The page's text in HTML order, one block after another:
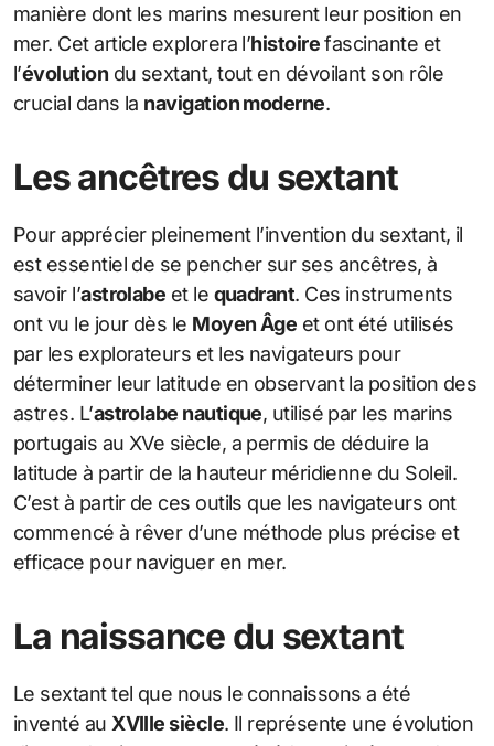
manière dont les marins mesurent leur position en
mer. Cet article explorera l’histoirefascinante et
l’évolution du sextant, tout en dévoilant son rôle
crucial dans la navigation moderne.
Les ancêtres du sextant
Pour apprécier pleinement l’invention du sextant, il
est essentiel de se pencher sur ses ancêtres, à
savoir l’astrolabe et le quadrant. Ces instruments
ont vu le jour dès le Moyen Âge et ont été utilisés
par les explorateurs et les navigateurs pour
déterminer leur latitude en observant la position des
astres. L’astrolabe nautique, utilisé par les marins
portugais au XVe siècle, a permis de déduire la
latitude à partir de la hauteur méridienne du Soleil.
C’est à partir de ces outils que les navigateurs ont
commencé à rêver d’une méthode plus précise et
efficace pour naviguer en mer.
La naissance du sextant
Le sextant tel que nous le connaissons a été
inventé au XVIIIe siècle. Il représente une évolution